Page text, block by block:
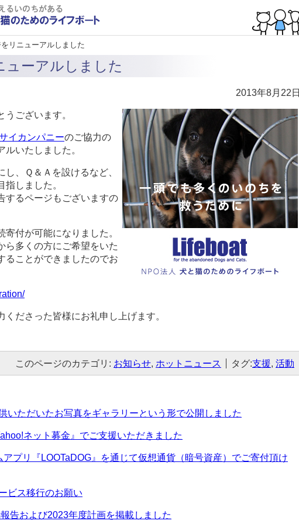
リニューアルしました
ューアルしました
2013年8月22日
ございます。
イカンパニーのご協力の
いたしました。
、Ｑ＆Ａを設けるなど、
しました。
するページもございますの
付が可能になりました。
ら多くの方にご希望をいた
ることができましたのでお
くださった皆様にお礼申し上げます。
このページのカテゴリ: お知らせ, ホットニュース タグ:支援, 活動
いただいたお写真をギャラリーという形で公開しました
ネット募金』でご支援いただきました
アプリ『LOOTaDOG』を通じて仮想通貨（暗号資産）でご寄付頂け
ビス移行のお願い
告および2023年度計画を掲載しました